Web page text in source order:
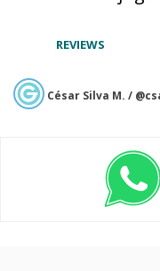
jugadores
haga su
Fórmula 1
REVIEWS
César Silva M. /